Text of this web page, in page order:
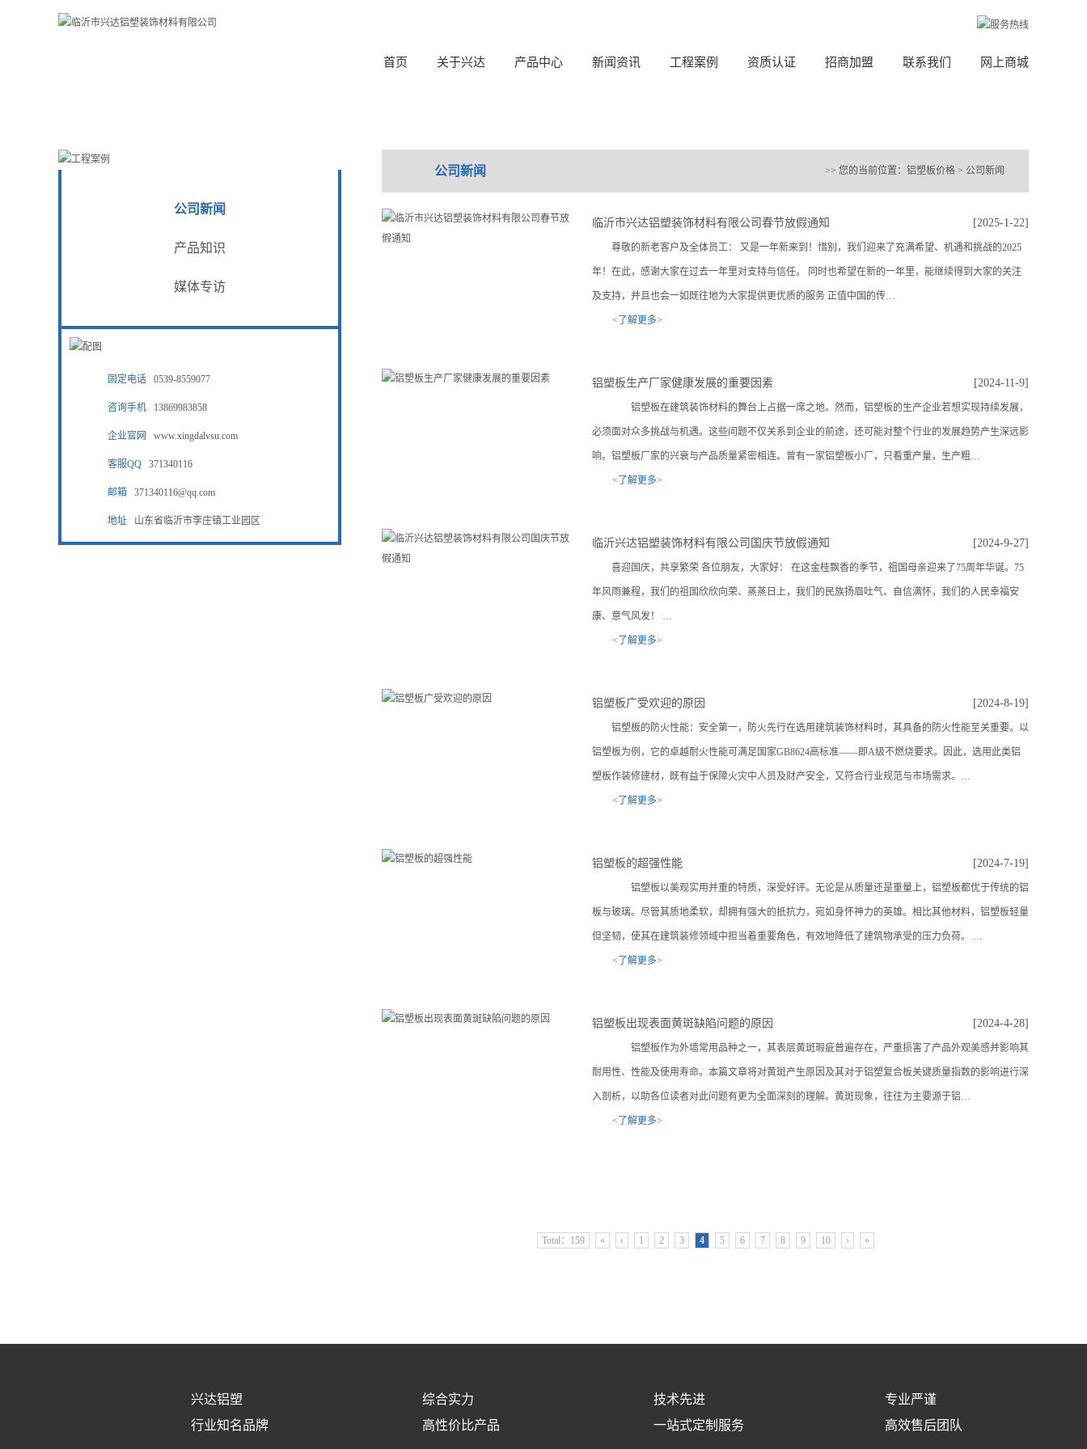
首页 关于兴达 产品中心 新闻资讯 工程案例 资质认证 招商加盟 联系我们 网上商城
>> 您的当前位置： 铝塑板价格 > 公司新闻
公司新闻
[2025-1-22]
临沂市兴达铝塑装饰材料有限公司春节放假通知
尊敬的新老客户及全体员工： 又是一年新来到！惜别，我们迎来了充满希望、机遇和挑战的2025
年！在此，感谢大家在过去一年里对支持与信任。 同时也希望在新的一年里，能继续得到大家的关注
及支持，并且也会一如既往地为大家提供更优质的服务 正值中国的传…
<了解更多>
[2024-11-9]
铝塑板生产厂家健康发展的重要因素
铝塑板在建筑装饰材料的舞台上占据一席之地。然而，铝塑板的生产企业若想实现持续发展，
必须面对众多挑战与机遇。这些问题不仅关系到企业的前途，还可能对整个行业的发展趋势产生深远影
响。铝塑板厂家的兴衰与产品质量紧密相连。曾有一家铝塑板小厂，只看重产量，生产粗…
<了解更多>
[2024-9-27]
临沂兴达铝塑装饰材料有限公司国庆节放假通知
喜迎国庆，共享繁荣 各位朋友，大家好： 在这金桂飘香的季节，祖国母亲迎来了75周年华诞。75
年风雨兼程，我们的祖国欣欣向荣、蒸蒸日上，我们的民族扬眉吐气、自信满怀，我们的人民幸福安
康、意气风发！ …
<了解更多>
[2024-8-19]
铝塑板广受欢迎的原因
铝塑板的防火性能：安全第一，防火先行在选用建筑装饰材料时，其具备的防火性能至关重要。以
铝塑板为例，它的卓越耐火性能可满足国家GB8624高标准——即A级不燃烧要求。因此，选用此类铝
塑板作装修建材，既有益于保障火灾中人员及财产安全，又符合行业规范与市场需求。…
<了解更多>
[2024-7-19]
铝塑板的超强性能
铝塑板以美观实用并重的特质，深受好评。无论是从质量还是重量上，铝塑板都优于传统的铝
板与玻璃。尽管其质地柔软，却拥有强大的抵抗力，宛如身怀神力的英雄。相比其他材料，铝塑板轻量
但坚韧，使其在建筑装修领域中担当着重要角色，有效地降低了建筑物承受的压力负荷。 …
<了解更多>
[2024-4-28]
铝塑板出现表面黄斑缺陷问题的原因
铝塑板作为外墙常用品种之一，其表层黄斑瑕疵普遍存在，严重损害了产品外观美感并影响其
耐用性、性能及使用寿命。本篇文章将对黄斑产生原因及其对于铝塑复合板关键质量指数的影响进行深
入剖析，以助各位读者对此问题有更为全面深刻的理解。黄斑现象，往往为主要源于铝…
<了解更多>
Total：159 « ‹ 1 2 3 4 5 6 7 8 9 10 › »
公司新闻
产品知识
媒体专访
固定电话 0539-8559077
咨询手机 13869983858
企业官网 www.xingdalvsu.com
客服QQ 371340116
邮箱 371340116@qq.com
地址 山东省临沂市李庄镇工业园区
兴达铝塑
行业知名品牌
综合实力
高性价比产品
技术先进
一站式定制服务
专业严谨
高效售后团队